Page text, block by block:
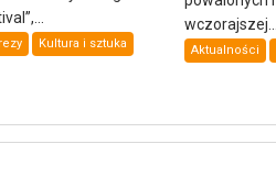
Kultura i sztuka
wczorajszej...
Aktualności